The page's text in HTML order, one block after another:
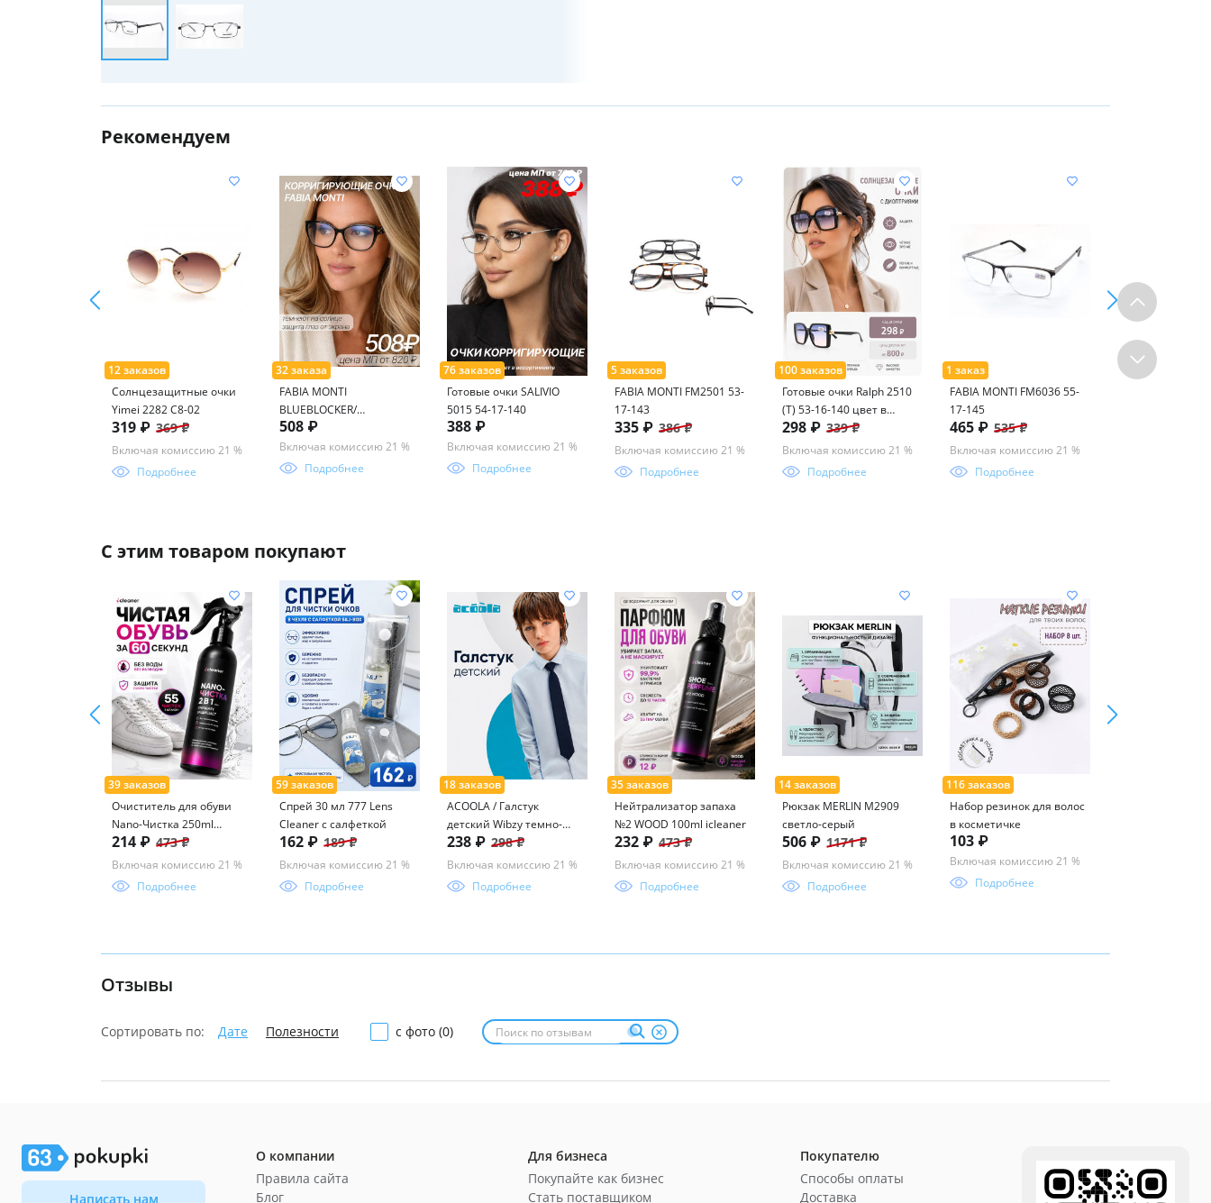
Рекомендуем
Солнцезащитные очки
Yimei 2282 С8-02
319 ₽ 369 ₽
Включая комиссию 21 %
Подробнее
FABIA MONTI
BLUEBLOCKER/
ФОТОХРОМ FM457 55-17-
136
508 ₽
Включая комиссию 21 %
Подробнее
Готовые очки SALIVIO
5015 54-17-140
388 ₽
Включая комиссию 21 %
Подробнее
FABIA MONTI FM2501 53-
17-143
335 ₽ 386 ₽
Включая комиссию 21 %
Подробнее
Готовые очки Ralph 2510
(Т) 53-16-140 цвет в
ассорименте
298 ₽ 339 ₽
Включая комиссию 21 %
Подробнее
FABIA MONTI FM6036 55-
17-145
465 ₽ 535 ₽
Включая комиссию 21 %
Подробнее
С этим товаром покупают
Очиститель для обуви
Nano-Чистка 250ml
icleaner
214 ₽ 473 ₽
Включая комиссию 21 %
Подробнее
Спрей 30 мл 777 Lens
Cleaner с салфеткой
162 ₽ 189 ₽
Включая комиссию 21 %
Подробнее
ACOOLA / Галстук
детский Wibzy темно-
синий
238 ₽ 298 ₽
Включая комиссию 21 %
Подробнее
Нейтрализатор запаха
№2 WOOD 100ml icleaner
232 ₽ 473 ₽
Включая комиссию 21 %
Подробнее
Рюкзак MERLIN M2909
светло-серый
506 ₽ 1171 ₽
Включая комиссию 21 %
Подробнее
Набор резинок для волос
в косметичке
103 ₽
Включая комиссию 21 %
Подробнее
Отзывы
Сортировать по: Дате Полезности с фото (0)
Написать нам
О компании
Правила сайта
Блог
Для бизнеса
Покупайте как бизнес
Стать поставщиком
Покупателю
Способы оплаты
Доставка